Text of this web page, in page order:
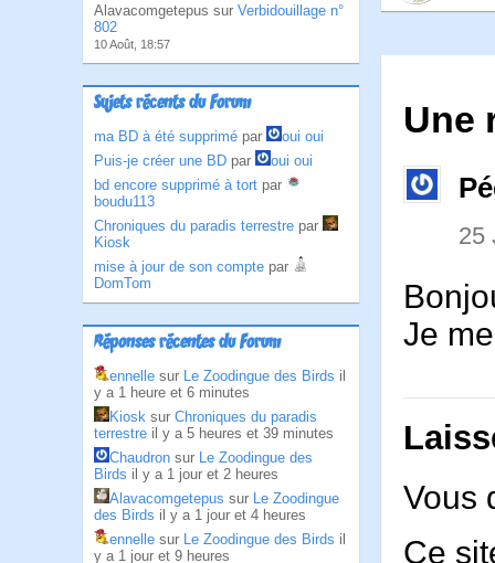
Alavacomgetepus sur Verbidouillage n°
802
10 Août, 18:57
Sujets récents du Forum
ma BD à été supprimé par
oui oui
Puis-je créer une BD par
oui oui
bd encore supprimé à tort par
boudu113
Chroniques du paradis terrestre par
Kiosk
mise à jour de son compte par
DomTom
Réponses récentes du Forum
ennelle sur Le Zoodingue des Birds il
y a 1 heure et 6 minutes
Kiosk sur Chroniques du paradis
terrestre il y a 5 heures et 39 minutes
Chaudron sur Le Zoodingue des
Birds il y a 1 jour et 2 heures
Alavacomgetepus sur Le Zoodingue
des Birds il y a 1 jour et 4 heures
ennelle sur Le Zoodingue des Birds il
y a 1 jour et 9 heures
Une
25
Je
Vous
Ce